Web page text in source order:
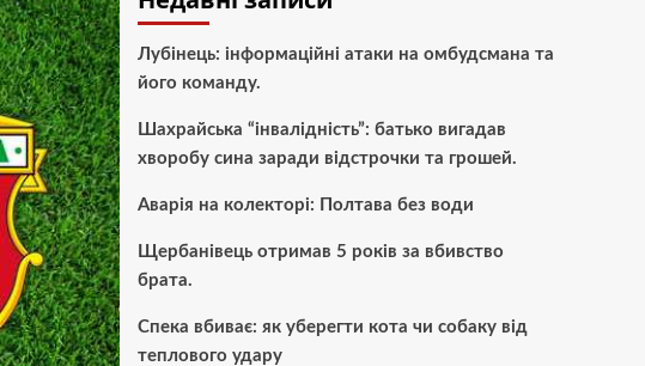
Лубінець: інформаційні атаки на омбудсмана та
його команду.
Шахрайська “інвалідність”: батько вигадав
хворобу сина заради відстрочки та грошей.
Аварія на колекторі: Полтава без води
Щербанівець отримав 5 років за вбивство
брата.
Спека вбиває: як уберегти кота чи собаку від
теплового удару